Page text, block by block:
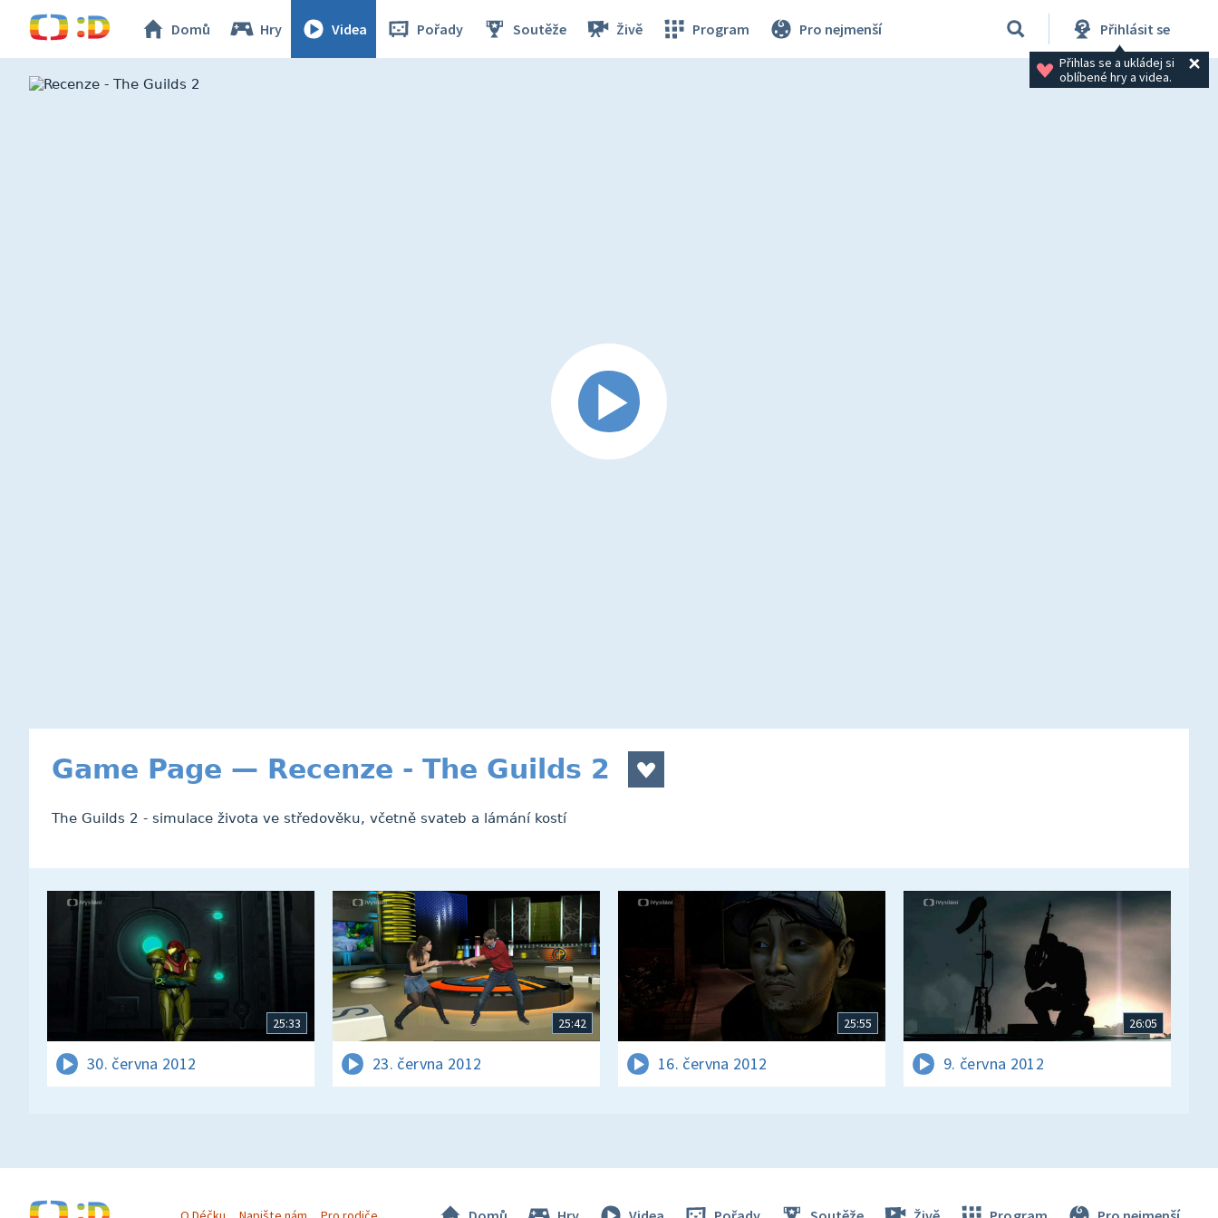
Domů Hry Videa Pořady Soutěže Živě Program Pro nejmenší Přihlásit se
Přihlas se a ukládej si
oblíbené hry a videa.
Game Page — Recenze - The Guilds 2
The Guilds 2 - simulace života ve středověku, včetně svateb a lámání kostí
25:33
30. června 2012
25:42
23. června 2012
25:55
16. června 2012
26:05
9. června 2012